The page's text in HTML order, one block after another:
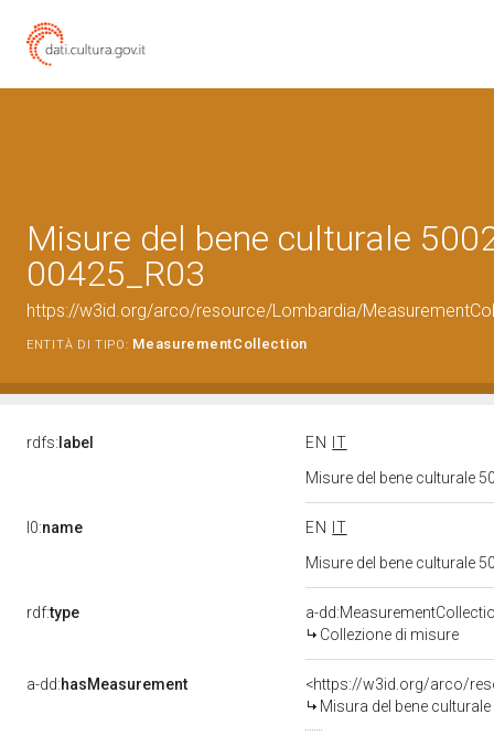
Misure del bene culturale
00425_R03
https://w3id.org/arco/resource/Lombardia/
ENTITÀ DI TIPO: MeasurementCollection
rdfs: label EN
IT
Misure del bene culturale
l0:name EN
IT
Misure del bene culturale
rdf:type
a-
Collezione di misure
a-dd:hasMeasurement
<https://w3id.org/arco/
Misura del bene